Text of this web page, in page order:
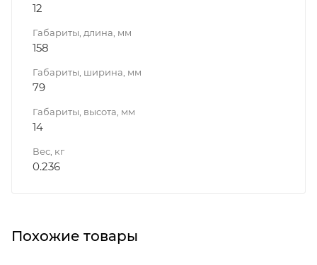
12
Габариты, длина, мм
158
Габариты, ширина, мм
79
Габариты, высота, мм
14
Вес, кг
0.236
Похожие товары